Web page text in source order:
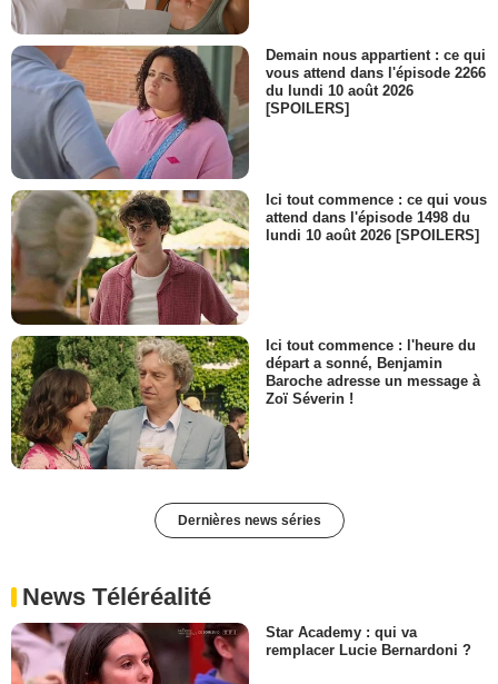
Demain nous appartient : ce qui
vous attend dans l'épisode 2266
du lundi 10 août 2026
[SPOILERS]
Ici tout commence : ce qui vous
attend dans l'épisode 1498 du
lundi 10 août 2026 [SPOILERS]
Ici tout commence : l'heure du
départ a sonné, Benjamin
Baroche adresse un message à
Zoï Séverin !
Dernières news séries
News Téléréalité
Star Academy : qui va
remplacer Lucie Bernardoni ?